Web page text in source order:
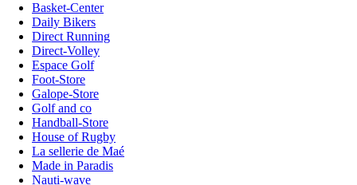
Basket-Center
Daily Bikers
Direct Running
Direct-Volley
Espace Golf
Foot-Store
Galope-Store
Golf and co
Handball-Store
House of Rugby
La sellerie de Maé
Made in Paradis
Nauti-wave